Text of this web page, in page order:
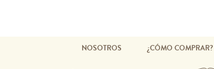
NOSOTROS ¿CÓMO COMPRAR?